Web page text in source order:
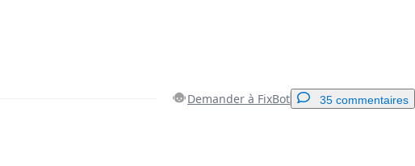
Demander à FixBot 35 commentaires